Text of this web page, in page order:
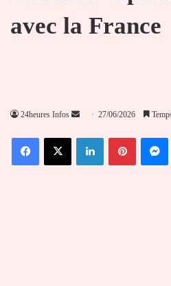
avec la France
24heures Infos
Envoyer
courriel
27/06/2026
FacebookX LinkedinPinterest